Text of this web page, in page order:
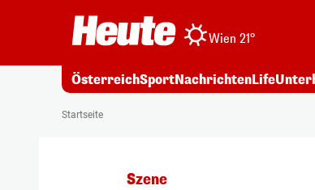
Wien 21°
ÖsterreichSportNachrichtenLife
Startseite
Szene